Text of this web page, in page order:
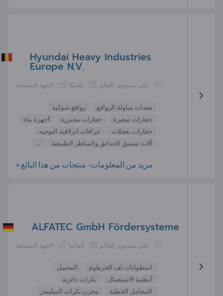
Hyundai Heavy Industries
Europe N.V.
الجهة المصنعة بلجيكا على مستوى العالم
معدات مناولة الروافع
روافع شوكية
حفارات صغيرة
حفارات مجنزرة
أجهزة بناء
حفارات بعجلات
جرافات انزلاقية التوجيه
آلات تنسيق الحدائق والمناظر الطبيعية
...
مزيد من المعلومات- منتجات من هذا البائع »
ALFATEC GmbH Fördersysteme
الجهة المصنعة ألمانيا على مستوى العالم
اسطوانات لف الخرطوم
المحمل
أنظمة الاستعمال
بكرات دائرية
المحامل الخطية
مخزن بكرات السليندر